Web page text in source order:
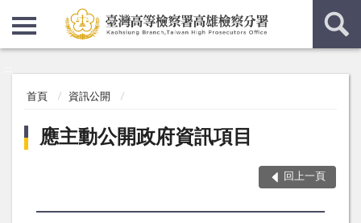
首頁 資訊公開
應主動公開政府資訊項目
回上一頁